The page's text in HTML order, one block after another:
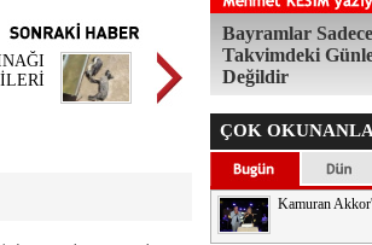
Bayramlar Sadece
Takvimdeki
Değildir
ÇOK
Kamuran